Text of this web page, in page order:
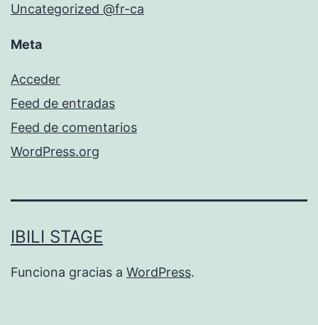
Uncategorized @fr-ca
Meta
Acceder
Feed de entradas
Feed de comentarios
WordPress.org
IBILI STAGE
Funciona gracias a WordPress.